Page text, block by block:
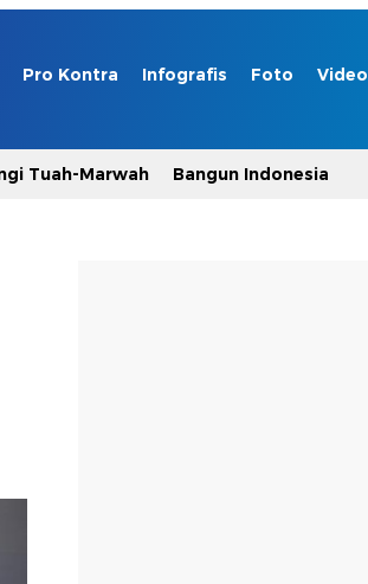
Pro Kontra Infografis Foto Video
Tuah-Marwah Bangun Indonesia